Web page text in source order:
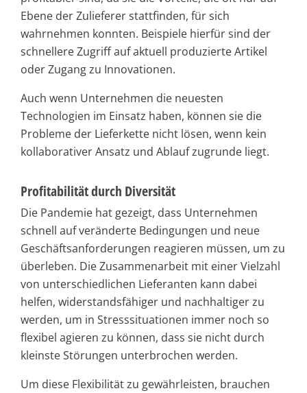
Ebene der Zulieferer stattfinden, für sich
wahrnehmen konnten. Beispiele hierfür sind der
schnellere Zugriff auf aktuell produzierte Artikel
oder Zugang zu Innovationen.
Auch wenn Unternehmen die neuesten
Technologien im Einsatz haben, können sie die
Probleme der Lieferkette nicht lösen, wenn kein
kollaborativer Ansatz und Ablauf zugrunde liegt.
Profitabilität durch Diversität
Die Pandemie hat gezeigt, dass Unternehmen
schnell auf veränderte Bedingungen und neue
Geschäftsanforderungen reagieren müssen, um zu
überleben. Die Zusammenarbeit mit einer Vielzahl
von unterschiedlichen Lieferanten kann dabei
helfen, widerstandsfähiger und nachhaltiger zu
werden, um in Stresssituationen immer noch so
flexibel agieren zu können, dass sie nicht durch
kleinste Störungen unterbrochen werden.
Um diese Flexibilität zu gewährleisten, brauchen